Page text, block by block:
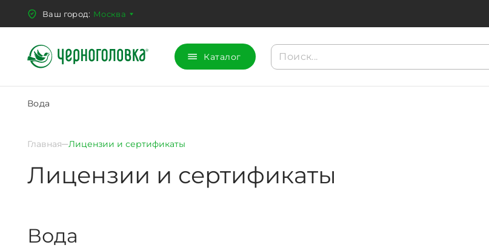
Ваш город: Москва
Каталог
Вода
Главная Лицензии и сертификаты
Лицензии и сертификаты
Вода